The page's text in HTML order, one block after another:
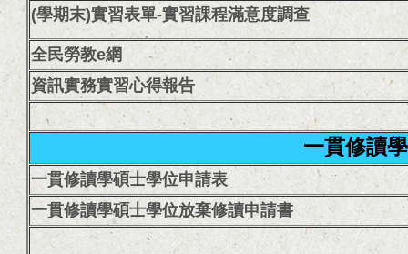
(學期末)實習表單-實習課程滿意度調查
全民勞教e網
資訊實務實習心得報告
一貫修讀
一貫修讀學碩士學位申請表
一貫修讀學碩士學位放棄修讀申請書